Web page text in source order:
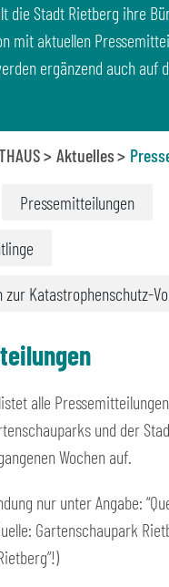
die Stadt Rietberg ihre
mit aktuellen
ergänzend auch auf
Aktuelles
Pressemitteilungen
Katastrophenschutz-
alle
und der
Wochen auf.
nur unter Angabe:
Gartenschaupark